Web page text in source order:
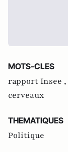
MOTS-CLES
rapport Insee ,
cerveaux
THEMATIQUES
Politique